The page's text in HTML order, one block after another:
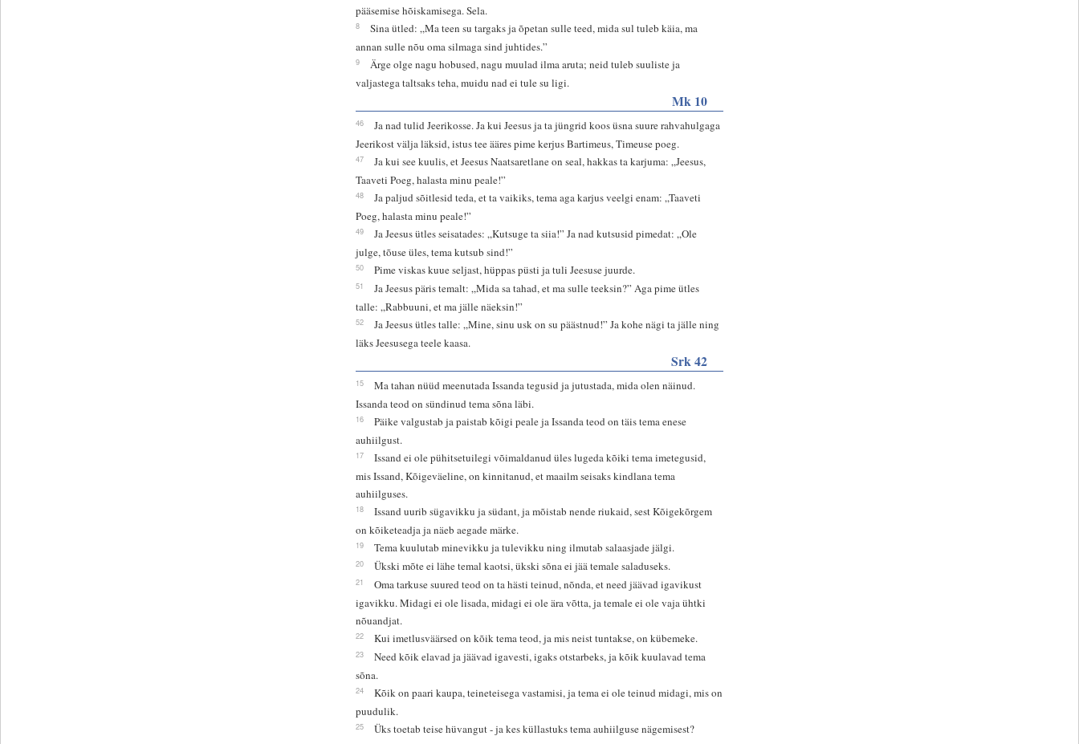
pääsemise hõiskamisega. Sela.
8
Sina ütled: „Ma teen su targaks ja õpetan sulle teed, mida sul tuleb käia, ma
annan sulle nõu oma silmaga sind juhtides.”
9
Ärge olge nagu hobused, nagu muulad ilma aruta; neid tuleb suuliste ja
valjastega taltsaks teha, muidu nad ei tule su ligi.
Mk 10
46
Ja nad tulid Jeerikosse. Ja kui Jeesus ja ta jüngrid koos üsna suure rahvahulgaga
Jeerikost välja läksid, istus tee ääres pime kerjus Bartimeus, Timeuse poeg.
47
Ja kui see kuulis, et Jeesus Naatsaretlane on seal, hakkas ta karjuma: „Jeesus,
Taaveti Poeg, halasta minu peale!”
48
Ja paljud sõitlesid teda, et ta vaikiks, tema aga karjus veelgi enam: „Taaveti
Poeg, halasta minu peale!”
49
Ja Jeesus ütles seisatades: „Kutsuge ta siia!” Ja nad kutsusid pimedat: „Ole
julge, tõuse üles, tema kutsub sind!”
50 Pime viskas kuue seljast, hüppas püsti ja tuli Jeesuse juurde.
51
Ja Jeesus päris temalt: „Mida sa tahad, et ma sulle teeksin?” Aga pime ütles
talle: „Rabbuuni, et ma jälle näeksin!”
52
Ja Jeesus ütles talle: „Mine, sinu usk on su päästnud!” Ja kohe nägi ta jälle ning
läks Jeesusega teele kaasa.
Srk 42
15
Ma tahan nüüd meenutada Issanda tegusid ja jutustada, mida olen näinud.
Issanda teod on sündinud tema sõna läbi.
16
Päike valgustab ja paistab kõigi peale ja Issanda teod on täis tema enese
auhiilgust.
17
Issand ei ole pühitsetuilegi võimaldanud üles lugeda kõiki tema imetegusid,
mis Issand, Kõigeväeline, on kinnitanud, et maailm seisaks kindlana tema
auhiilguses.
18
Issand uurib sügavikku ja südant, ja mõistab nende riukaid, sest Kõigekõrgem
on kõiketeadja ja näeb aegade märke.
19 Tema kuulutab minevikku ja tulevikku ning ilmutab salaasjade jälgi.
20 Ükski mõte ei lähe temal kaotsi, ükski sõna ei jää temale saladuseks.
21
Oma tarkuse suured teod on ta hästi teinud, nõnda, et need jäävad igavikust
igavikku. Midagi ei ole lisada, midagi ei ole ära võtta, ja temale ei ole vaja ühtki
nõuandjat.
22 Kui imetlusväärsed on kõik tema teod, ja mis neist tuntakse, on kübemeke.
23
Need kõik elavad ja jäävad igavesti, igaks otstarbeks, ja kõik kuulavad tema
sõna.
24
Kõik on paari kaupa, teineteisega vastamisi, ja tema ei ole teinud midagi, mis on
puudulik.
25 Üks toetab teise hüvangut - ja kes küllastuks tema auhiilguse nägemisest?